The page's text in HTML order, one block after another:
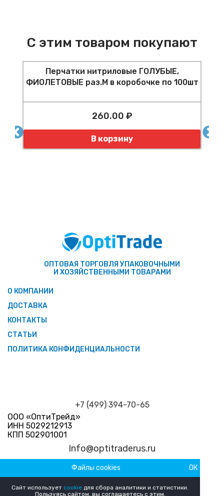
С этим товаром покупают
Перчатки нитриловые ГОЛУБЫЕ,
ФИОЛЕТОВЫЕ раз.M в коробочке по 100шт
260.00 ₽
Количество
В корзину
Файлы cookies ОК
Сайт использует cookie для сбора аналитики и статистики.
Пользуясь сайтом, вы соглашаетесь с этим.
ОПТОВАЯ ТОРГОВЛЯ УПАКОВОЧНЫМИ
И ХОЗЯЙСТВЕННЫМИ ТОВАРАМИ
О КОМПАНИИ
ДОСТАВКА
КОНТАКТЫ
СТАТЬИ
ПОЛИТИКА КОНФИДЕНЦИАЛЬНОСТИ
+7 (499) 394-70-65
ООО «ОптиТрейд»
ИНН 5029212913
КПП 502901001
Info@optitraderus.ru
График работы